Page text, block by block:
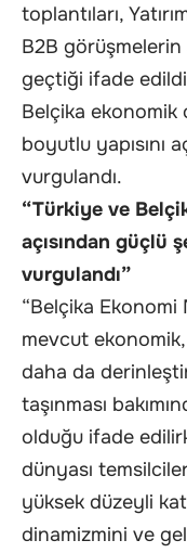
toplantıları,
B2B
geçtiği ifade
Belçika ekonomik
boyutlu yapısını
vurgulandı.
“Türkiye ve
açısından güçlü
vurgulandı”
“Belçika Ekonomi
mevcut
daha da
taşınması
olduğu ifade
dünyası
yüksek düzeyli
dinamizmini ve